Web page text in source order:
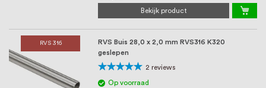
Bekijk product
RVS 316
RVS Buis 28,0 x 2,0 mm RVS316 K320
geslepen
Waardering:
100%
2 reviews
Op voorraad